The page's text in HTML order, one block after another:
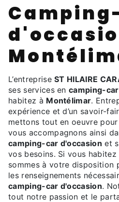
camping-car
L’entrepriseST HILAIRE
ses services encamping-
habitez à Montélimar.
expérience et d’un savoir-
mettons tout en oeuvre
vous accompagnons ainsi
camping-car d'occasion et
vos besoins. Si vous habitez
sommes à votre disposition
les renseignements
camping-car d'occasion.
tout notre passion et le